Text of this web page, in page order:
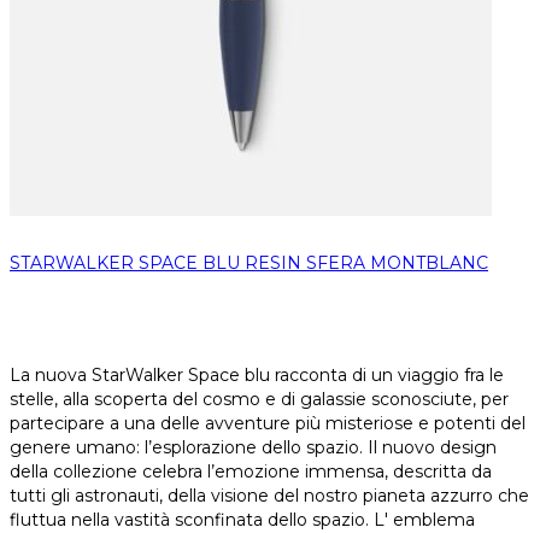
STARWALKER SPACE BLU RESIN SFERA MONTBLANC
La nuova StarWalker Space blu racconta di un viaggio fra le
stelle, alla scoperta del cosmo e di galassie sconosciute, per
partecipare a una delle avventure più misteriose e potenti del
genere umano: l’esplorazione dello spazio. Il nuovo design
della collezione celebra l’emozione immensa, descritta da
tutti gli astronauti, della visione del nostro pianeta azzurro che
fluttua nella vastità sconfinata dello spazio. L' emblema